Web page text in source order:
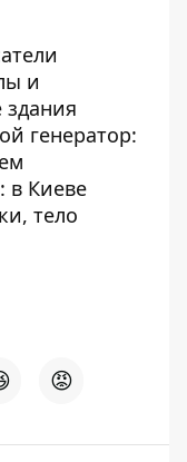
и
генератор:
в Киеве
тело
😡